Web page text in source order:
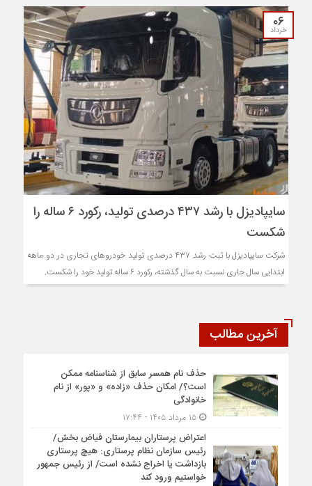
۰۶
خرداد
سایپادیزل با رشد ۴۳۷ درصدی تولید، رکورد ۶ ساله را
شکست
شرکت سایپادیزل با ثبت رشد ۴۳۷ درصدی تولید خودروهای تجاری در دو ماهه
ابتدایی سال جاری نسبت به سال گذشته، رکورد ۶ ساله تولید خود را شکست.
آخرین مطالب
حذف نام همسر سابق از شناسنامه ممکن
است؟/ امکان حذف «زاده» و «پور» از نام
خانوادگی
۱۵ مرداد ۱۴۰۵ - ۱۷:۴۴
اعتراض پرستاران بیمارستان فیاض بخش/
رئیس سازمان نظام پرستاری: هیچ پرستاری
بازداشت یا اخراج نشده است/ از رئیس جمهور
خواستیم ورود کند